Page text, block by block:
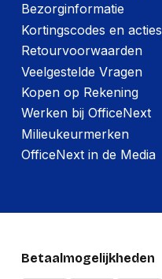
Hoogte:
Lengte:
Gewicht:
Bezorginformatie
Kortingscodes en acties
Retourvoorwaarden
Veelgestelde Vragen
Kopen op Rekening
Werken bij OfficeNext
Milieukeurmerken
OfficeNext in de Media
Betaalmogelijkheden